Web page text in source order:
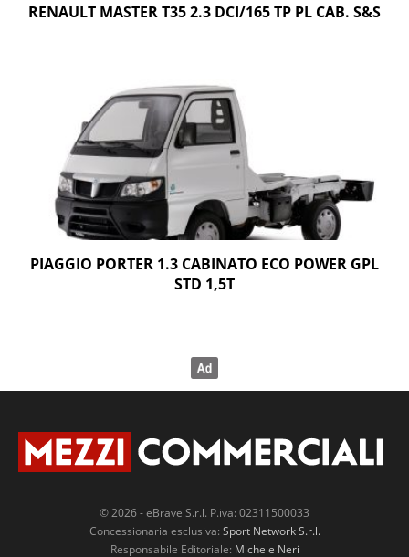
RENAULT MASTER T35 2.3 DCI/165 TP PL CAB. S&S
PIAGGIO PORTER 1.3 CABINATO ECO POWER GPL
STD 1,5T
© 2026 - eBrave S.r.l. P.iva: 02311500033
Concessionaria esclusiva: Sport Network S.r.l.
Responsabile Editoriale: Michele Neri